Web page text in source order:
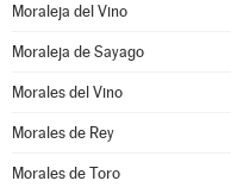
Moraleja del Vino
Moraleja de Sayago
Morales del Vino
Morales de Rey
Morales de Toro